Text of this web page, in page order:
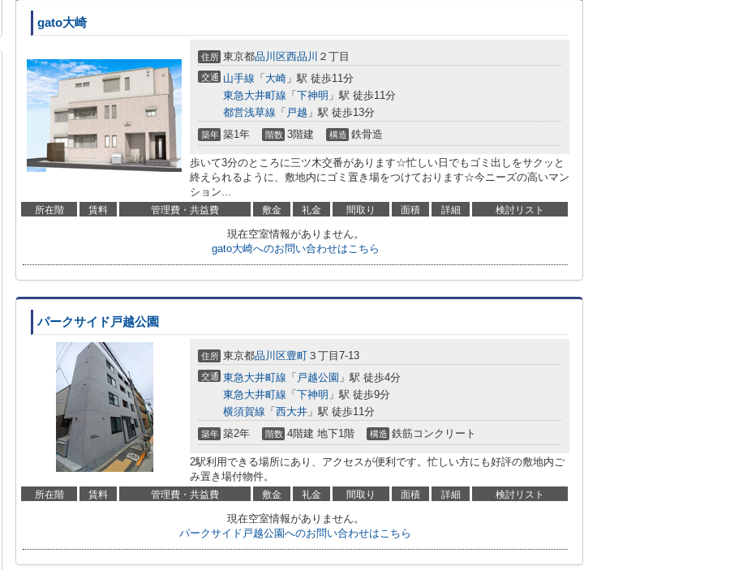
gato大崎
住所 東京都品川区西品川 ２丁目
交通 山手線 「 大崎 」駅 徒歩11分
東急大井町線 「 下神明 」駅 徒歩11分
都営浅草線 「 戸越 」駅 徒歩13分
築年 築1年 階数 3階建 構造 鉄骨造
歩いて3分のところに三ツ木交番があります☆忙しい日でもゴミ出しをサクッと
終えられるように、敷地内にゴミ置き場をつけております☆今ニーズの高いマン
ション...
所在階 賃料 管理費・共益費 敷金 礼金 間取り 面積 詳細 検討リスト
現在空室情報がありません。
gato大崎へのお問い合わせはこちら
パークサイド戸越公園
住所 東京都品川区豊町 ３丁目7-13
交通 東急大井町線 「 戸越公園 」駅 徒歩4分
東急大井町線 「 下神明 」駅 徒歩9分
横須賀線 「 西大井 」駅 徒歩11分
築年 築2年 階数 4階建 地下1階 構造 鉄筋コンクリート
2駅利用できる場所にあり、アクセスが便利です。忙しい方にも好評の敷地内ご
み置き場付物件。
所在階 賃料 管理費・共益費 敷金 礼金 間取り 面積 詳細 検討リスト
現在空室情報がありません。
パークサイド戸越公園へのお問い合わせはこちら